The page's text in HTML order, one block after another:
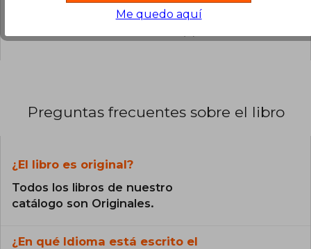
0% (0)
Preguntas frecuentes sobre el libro
¿El libro es original?
Todos los libros de nuestro
catálogo son Originales.
¿En qué Idioma está escrito el
Me quedo aquí